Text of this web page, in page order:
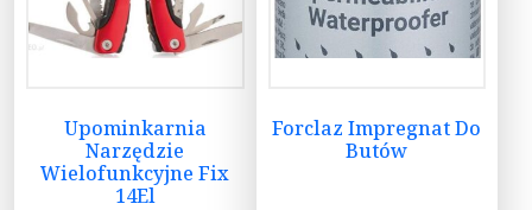
Upominkarnia
Narzędzie
Wielofunkcyjne Fix
14El
Forclaz Impregnat Do
Butów